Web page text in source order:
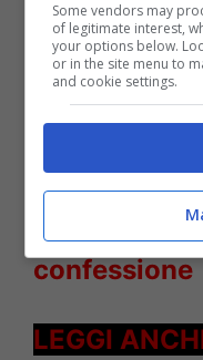
Natalia Titova e
LEGGI
donne, il
confessione
LEGGI
Some vendors may
of legitimate interest,
your options below.
or in the site menu to
and cookie settings.